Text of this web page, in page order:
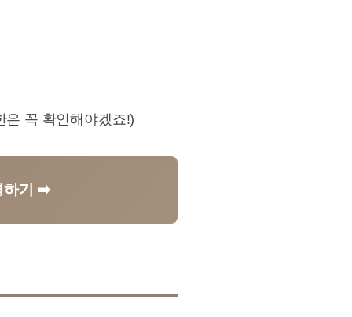
꼭 확인해야겠죠!)
하기 ➡️